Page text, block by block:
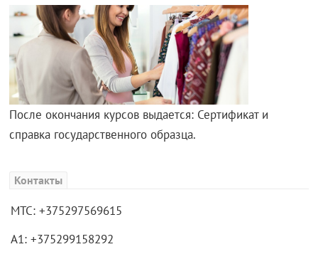
После окончания курсов выдается: Сертификат и
справка государственного образца.
Контакты
МТС: +375297569615
А1: +375299158292